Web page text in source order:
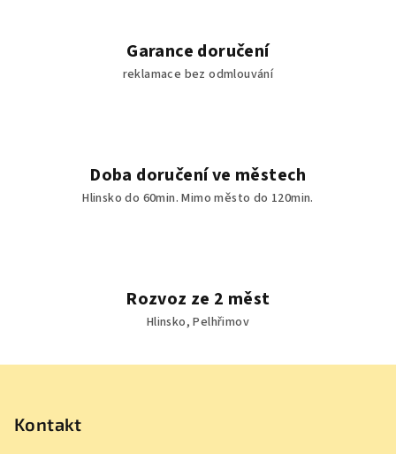
Garance doručení
reklamace bez odmlouvání
Doba doručení ve městech
Hlinsko do 60min. Mimo město do 120min.
Rozvoz ze 2 měst
Hlinsko, Pelhřimov
Kontakt